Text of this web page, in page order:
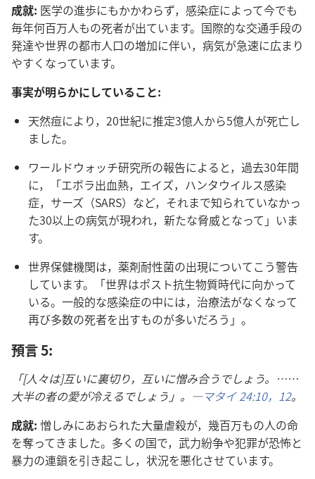
成就: 医学​の​進歩​に​も​かかわら​ず，感染​症​に​よっ​て​今​で​も​
毎年​何百万​人​も​の​死者​が​出​て​い​ます。国際​的​な​交通​手段​の​
発達​や​世界​の​都市​人口​の​増加​に​伴い，病気​が​急速​に​広まり​
やすく​なっ​て​い​ます。
事実​が​明らか​に​し​て​いる​こと:
天然​痘​に​より，20​世紀​に​推定​3億​人​から​5億​人​が​死亡​し​
まし​た。
ワールドウォッチ​研究​所​の​報告​に​よる​と，過去​30​年​間​
に，「エボラ​出血​熱，エイズ，ハンタウイルス​感染​
症，サーズ（SARS）など，それ​まで​知ら​れ​て​い​なかっ​
た​30​以上​の​病気​が​現われ，新た​な​脅威​と​なっ​て」い​ま
す。
世界​保健​機関​は，薬剤​耐性​菌​の​出現​に​つい​て​こう​警告​
し​て​い​ます。「世界​は​ポスト​抗生物質​時代​に​向かっ​て​
いる。一般​的​な​感染​症​の​中​に​は，治療​法​が​なくなっ​て​
再び​多数​の​死者​を​出す​もの​が​多い​だろ​う」。
預言 5:
「[人々​は]互い​に​裏切り，互い​に​憎み合う​でしょ​う。……
大半​の​者​の​愛​が​冷える​でしょ​う」。―マタイ 24:10， 12。
成就: 憎しみ​に​あおら​れ​た​大量​虐殺​が，幾百万​も​の​人​の​命​
を​奪っ​て​き​まし​た。多く​の​国​で，武力​紛争​や​犯罪​が​恐怖​と​
暴力​の​連鎖​を​引き起こし，状況​を​悪化​さ​せ​て​い​ます。